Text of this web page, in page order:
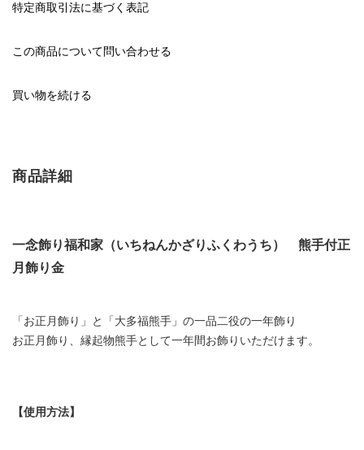
特定商取引法に基づく表記
この商品について問い合わせる
買い物を続ける
商品詳細
一念飾り福和家（いちねんかざりふくわうち） 熊手付正
月飾り金
「お正月飾り」と「大多福熊手」の一品二役の一年飾り
お正月飾り、縁起物熊手として一年間お飾りいただけます。
【使用方法】